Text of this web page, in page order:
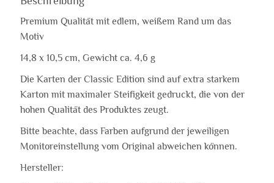
Premium Qualität mit edlem, weißem Rand um das
Motiv
14,8 x 10,5 cm, Gewicht ca. 4,6 g
Die Karten der Classic Edition sind auf extra starkem
Karton mit maximaler Steifigkeit gedruckt, die von der
hohen Qualität des Produktes zeugt.
Bitte beachte, dass Farben aufgrund der jeweiligen
Monitoreinstellung vom Original abweichen können.
Hersteller: